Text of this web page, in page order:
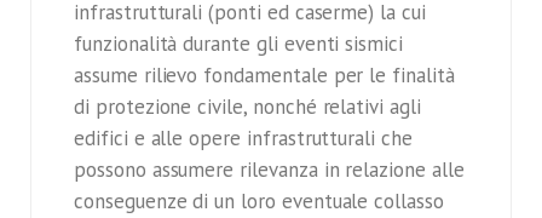
infrastrutturali (ponti ed caserme) la cui
funzionalità durante gli eventi sismici
assume rilievo fondamentale per le finalità
di protezione civile, nonché relativi agli
edifici e alle opere infrastrutturali che
possono assumere rilevanza in relazione alle
conseguenze di un loro eventuale collasso